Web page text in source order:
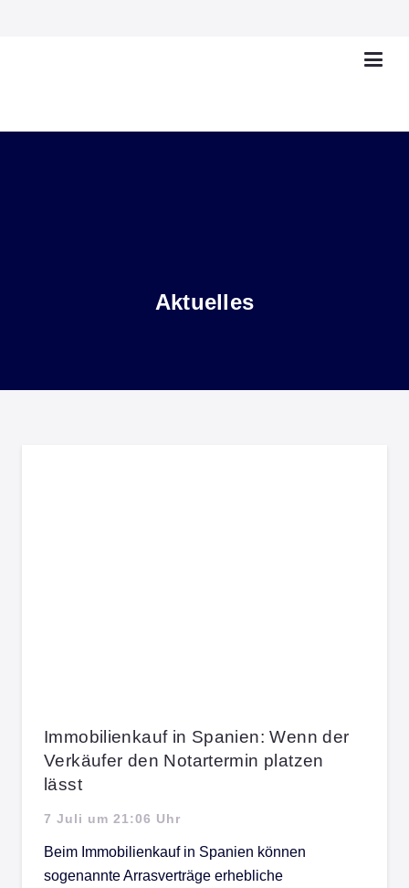
Aktuelles
Immobilienkauf in Spanien: Wenn der
Verkäufer den Notartermin platzen
lässt
7 Juli um 21:06 Uhr
Beim Immobilienkauf in Spanien können
sogenannte Arrasverträge erhebliche